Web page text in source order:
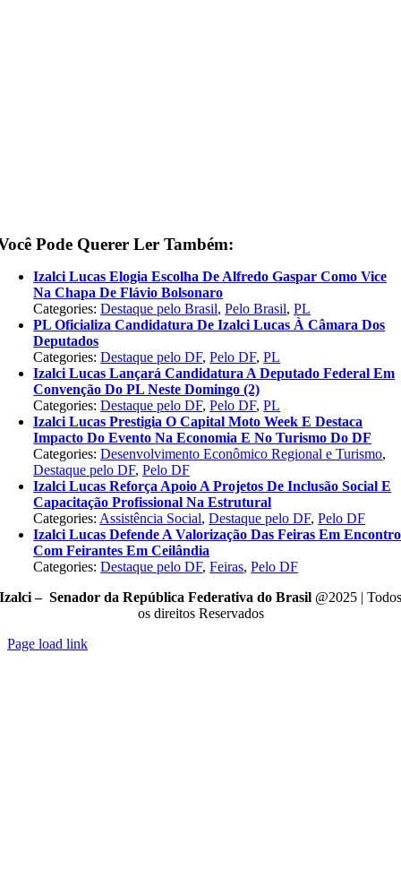
Pode Querer Ler Também:
Izalci Lucas Elogia Escolha De Alfredo Gaspar Como Vice
Na Chapa De Flávio Bolsonaro
Categories:Destaque pelo Brasil,Pelo Brasil,PL
PL Oficializa Candidatura De Izalci Lucas À Câmara Dos
Deputados
Categories:Destaque pelo DF,Pelo DF,PL
Izalci Lucas Lançará Candidatura A Deputado Federal Em
Convenção Do PL Neste Domingo (2)
Categories:Destaque pelo DF,Pelo DF,PL
Izalci Lucas Prestigia O Capital Moto Week E Destaca
Impacto Do Evento Na Economia E No Turismo Do DF
Categories:Desenvolvimento Econômico Regional e Turismo,
Destaque pelo DF,Pelo DF
Izalci Lucas Reforça Apoio A Projetos De Inclusão Social E
Capacitação Profissional Na Estrutural
Categories: Assistência Social,Destaque pelo DF,Pelo DF
Izalci Lucas Defende A Valorização Das Feiras Em Encontro
Com Feirantes Em Ceilândia
Categories:Destaque pelo DF,Feiras,Pelo DF
Izalci – Senador da República Federativa do Brasil @2025 | Todos
os direitos Reservados
Page load link